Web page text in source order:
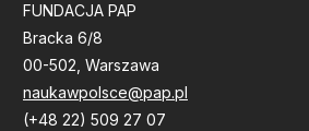
FUNDACJA PAP
Bracka 6/8
00-502, Warszawa
naukawpolsce@pap.pl
(+48 22) 509 27 07